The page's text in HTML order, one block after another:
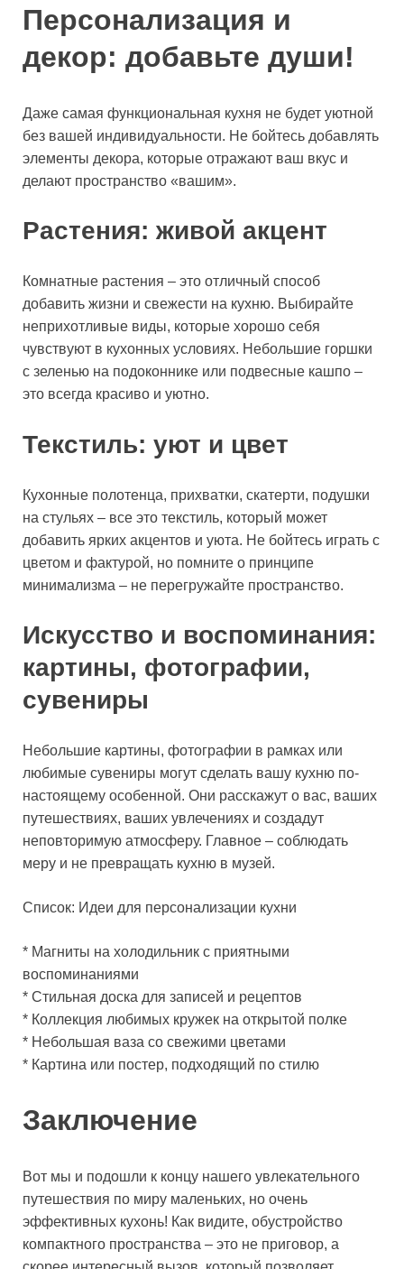
Персонализация и
декор: добавьте души!
Даже самая функциональная кухня не будет уютной
без вашей индивидуальности. Не бойтесь добавлять
элементы декора, которые отражают ваш вкус и
делают пространство «вашим».
Растения: живой акцент
Комнатные растения – это отличный способ
добавить жизни и свежести на кухню. Выбирайте
неприхотливые виды, которые хорошо себя
чувствуют в кухонных условиях. Небольшие горшки
с зеленью на подоконнике или подвесные кашпо –
это всегда красиво и уютно.
Текстиль: уют и цвет
Кухонные полотенца, прихватки, скатерти, подушки
на стульях – все это текстиль, который может
добавить ярких акцентов и уюта. Не бойтесь играть с
цветом и фактурой, но помните о принципе
минимализма – не перегружайте пространство.
Искусство и воспоминания:
картины, фотографии,
сувениры
Небольшие картины, фотографии в рамках или
любимые сувениры могут сделать вашу кухню по-
настоящему особенной. Они расскажут о вас, ваших
путешествиях, ваших увлечениях и создадут
неповторимую атмосферу. Главное – соблюдать
меру и не превращать кухню в музей.
Список: Идеи для персонализации кухни
* Магниты на холодильник с приятными
воспоминаниями
* Стильная доска для записей и рецептов
* Коллекция любимых кружек на открытой полке
* Небольшая ваза со свежими цветами
* Картина или постер, подходящий по стилю
Заключение
Вот мы и подошли к концу нашего увлекательного
путешествия по миру маленьких, но очень
эффективных кухонь! Как видите, обустройство
компактного пространства – это не приговор, а